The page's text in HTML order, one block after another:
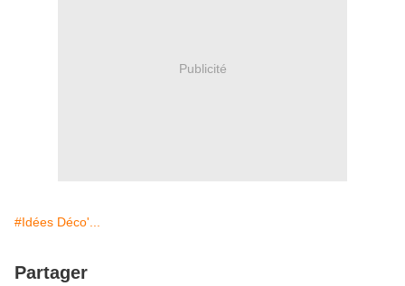
Publicité
#Idées Déco'...
Partager